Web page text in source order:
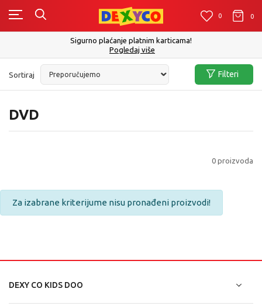
0 0
Sigurno plaćanje platnim karticama!
Pogledaj više
DVD
Sortiraj Filteri
0 proizvoda
Za izabrane kriterijume nisu pronađeni proizvodi!
DEXY CO KIDS DOO